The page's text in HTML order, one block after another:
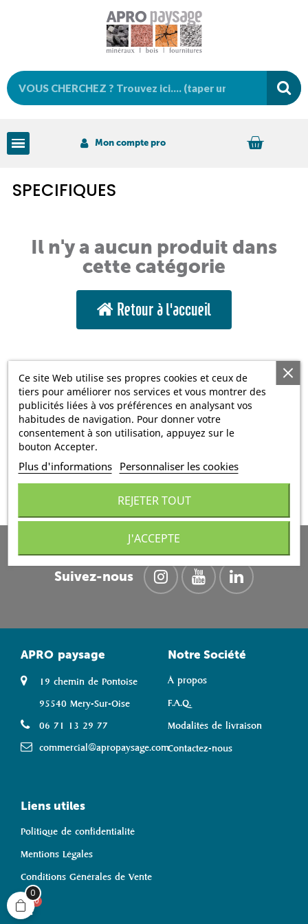
Mon compte pro
SPECIFIQUES
Il n'y a aucun produit dans
cette catégorie
Retour à l'accueil
Suivez-nous
APRO paysage
19 chemin de Pontoise
95540 Mery-Sur-Oise
06 71 13 29 77
commercial@apropaysage.com
Ce site Web utilise ses propres cookies et ceux de
tiers pour améliorer nos services et vous montrer des
publicités liées à vos préférences en analysant vos
habitudes de navigation. Pour donner votre
consentement à son utilisation, appuyez sur le
bouton Accepter.
Plus d'informations Personnaliser les cookies
REJETER TOUT
J'ACCEPTE
Notre Société
À propos
F.A.Q.
Modalités de livraison
Contactez-nous
Liens utiles
Politique de confidentialité
Mentions Légales
Conditions Générales de Vente
0
0